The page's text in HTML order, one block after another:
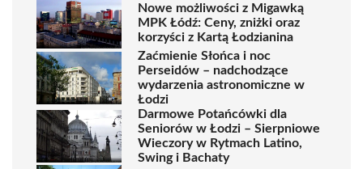
Nowe możliwości z Migawką
MPK Łódź: Ceny, zniżki oraz
korzyści z Kartą Łodzianina
Zaćmienie Słońca i noc
Perseidów – nadchodzące
wydarzenia astronomiczne w
Łodzi
Darmowe Potańcówki dla
Seniorów w Łodzi – Sierpniowe
Wieczory w Rytmach Latino,
Swing i Bachaty